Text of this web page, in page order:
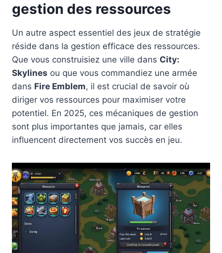
gestion des ressources
Un autre aspect essentiel des jeux de stratégie
réside dans la gestion efficace des ressources.
Que vous construisiez une ville dans City:
Skylines ou que vous commandiez une armée
dans Fire Emblem, il est crucial de savoir où
diriger vos ressources pour maximiser votre
potentiel. En 2025, ces mécaniques de gestion
sont plus importantes que jamais, car elles
influencent directement vos succès en jeu.